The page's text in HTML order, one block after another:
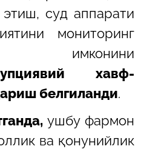
суд аппарати
мониторинг
хавф-
белгиланди.
ушбу фармон
ва қонунийлик